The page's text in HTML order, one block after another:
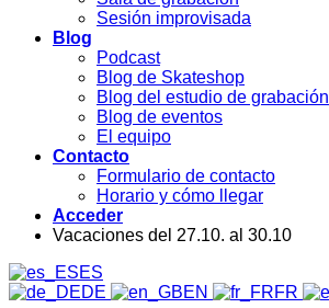
Sesión improvisada
Blog
Podcast
Blog de Skateshop
Blog del estudio de grabación
Blog de eventos
El equipo
Contacto
Formulario de contacto
Horario y cómo llegar
Acceder
Vacaciones del 27.10. al 30.10
ES
DE
EN FR